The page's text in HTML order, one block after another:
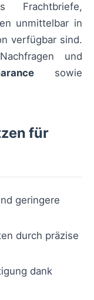
Frachtbriefe,
unmittelbar in
verfügbar sind.
und
sowie
für
geringere
durch präzise
dank